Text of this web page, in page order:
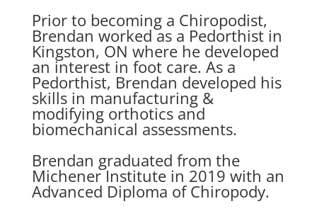
Prior to becoming a Chiropodist,
Brendan worked as a Pedorthist in
Kingston, ON where he developed
an interest in foot care. As a
Pedorthist, Brendan developed his
skills in manufacturing &
modifying orthotics and
biomechanical assessments.
Brendan graduated from the
Michener Institute in 2019 with an
Advanced Diploma of Chiropody.